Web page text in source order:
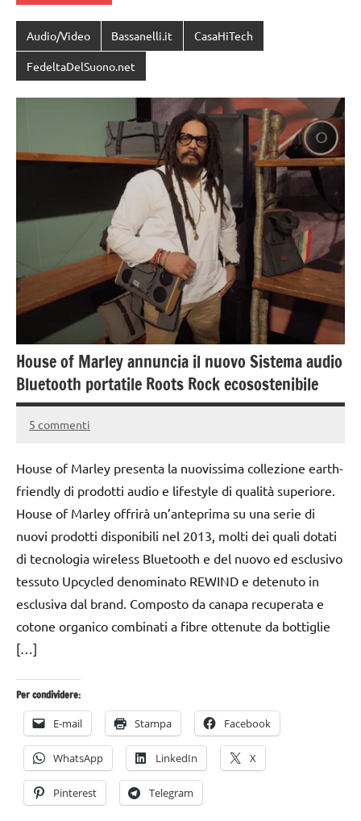
Audio/Video Bassanelli.it CasaHiTech
FedeltaDelSuono.net
House of Marley annuncia il nuovo Sistema audio
Bluetooth portatile Roots Rock ecosostenibile
3
2015
Andrea
5 commenti
House of Marley presenta la nuovissima collezione earth-
friendly di prodotti audio e lifestyle di qualità superiore.
House of Marley offrirà un’anteprima su una serie di
nuovi prodotti disponibili nel 2013, molti dei quali dotati
di tecnologia wireless Bluetooth e del nuovo ed esclusivo
tessuto Upcycled denominato REWIND e detenuto in
esclusiva dal brand. Composto da canapa recuperata e
cotone organico combinati a fibre ottenute da bottiglie
[…]
Per condividere:
E-mail Stampa Facebook
WhatsApp LinkedIn X
Pinterest Telegram